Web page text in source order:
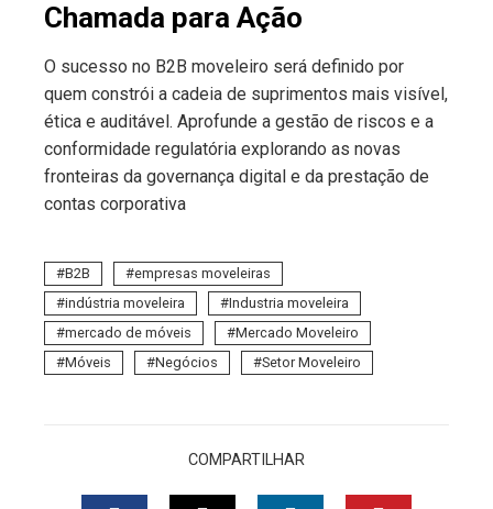
Chamada para Ação
O sucesso no B2B moveleiro será definido por
quem constrói a cadeia de suprimentos mais visível,
ética e auditável. Aprofunde a gestão de riscos e a
conformidade regulatória explorando as novas
fronteiras da governança digital e da prestação de
contas corporativa
B2B
empresas moveleiras
indústria moveleira
Industria moveleira
mercado de móveis
Mercado Moveleiro
Móveis
Negócios Setor Moveleiro
COMPARTILHAR